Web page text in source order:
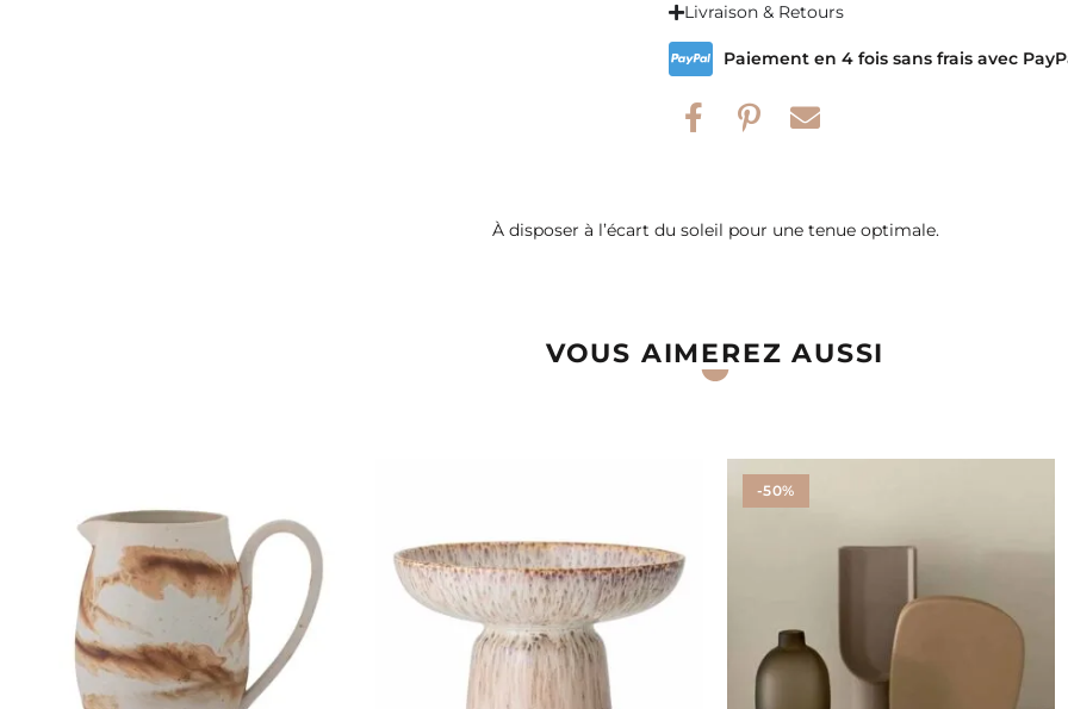
Livraison & Retours
Paiement en 4 fois sans frais avec
À disposer à l’écart du soleil pour une tenue optimale.
VOUS AIMEREZ AUSSI
-50%